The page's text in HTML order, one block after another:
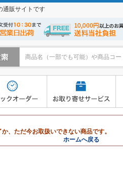
通販サイトです
マイページ よくあるご質問
、ただ今お取扱いできない商品です。
ホームへ戻る